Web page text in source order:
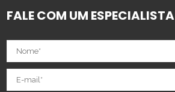
FALE COM UM ESPECIALISTA